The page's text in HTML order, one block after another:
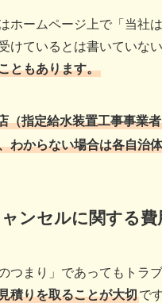
ホームページ上で「当社
けているとは書いていな
ともあります。
（指定給水装置工事事業
わからない場合は各自治
ンセルに関する
つまり」であってもトラ
積りを取ることが大切で